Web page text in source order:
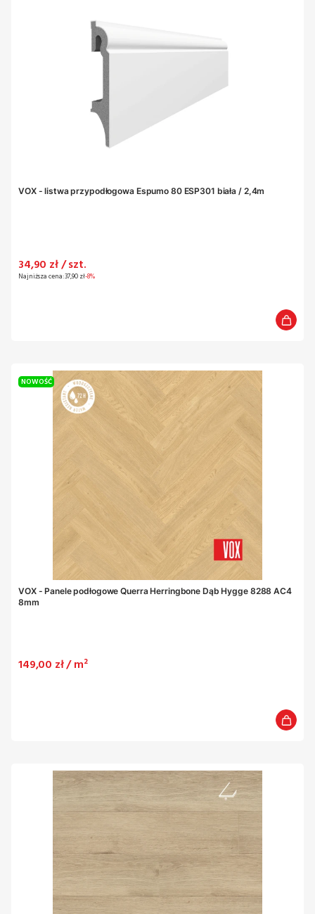
VOX - listwa przypodłogowa Espumo 80 ESP301 biała / 2,4m
Cena promocyjna
34,90 zł / szt.
Najniższa cena:37,90 zł-8%
NOWOŚĆ
VOX - Panele podłogowe Querra Herringbone Dąb Hygge 8288 AC4
8mm
Cena
149,00 zł / m²